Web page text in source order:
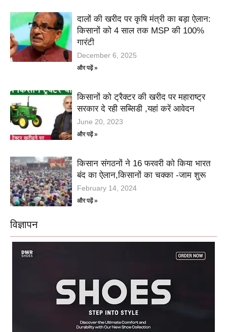
दालों की खरीद पर कृषि मंत्री का बड़ा ऐलान:
किसानों को 4 साल तक MSP की 100%
गारंटी
December 6, 2025
और पढ़ें »
किसानों को ट्रैक्टर की खरीद पर महाराष्ट्र
सरकार दे रही सब्सिडी ,यहां करें आवेदन
June 20, 2023
और पढ़ें »
किसान संगठनों ने 16 फरवरी को किया भारत
बंद का ऐलान,किसानों का चक्का -जाम शुरू
February 14, 2024
और पढ़ें »
विज्ञापन